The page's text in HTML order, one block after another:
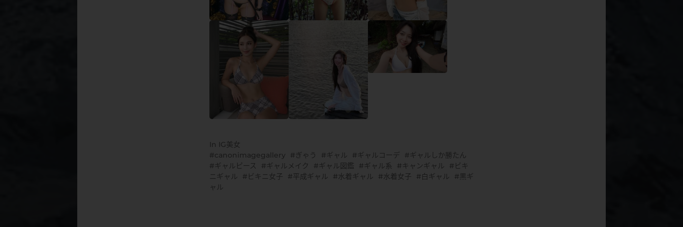
In IG美女
canonimagegallery
ぎゃう ギャル ギャルコーデ
ギャルしか勝たん
ギャルピース
ギャルメイク ギャル図鑑 ギャル系 キャンギャル
ビキ
ニギャル
ビキニ女子 平成ギャル 水着ギャル 水着女子 白ギャル
黒ギ
ャル